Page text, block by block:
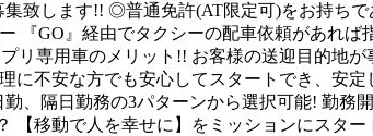
致します!! ◎普通免許(AT限定可)をお持
『GO』経由でタクシーの配車依頼があれ
専用車のメリット!! お客様の送迎目的地
に不安な方でも安心してスタートでき、安
、隔日勤務の3パターンから選択可能! 勤務
移動で人を幸せに】をミッションにスタ